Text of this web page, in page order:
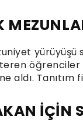
yürüyüşü
öğrenciler
aldı.
İÇİN